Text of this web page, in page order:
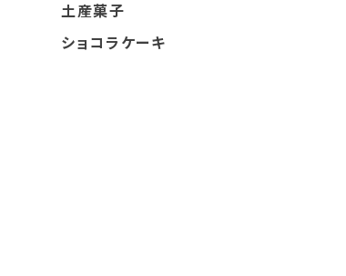
土産菓子
ショコラケーキ